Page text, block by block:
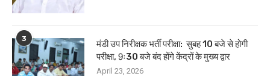
3
मंडी उप निरीक्षक भर्ती परीक्षा: सुबह 10 बजे से होगी
परीक्षा, 9ः30 बजे बंद होंगे केंद्रों के मुख्य द्वार
April 23, 2026